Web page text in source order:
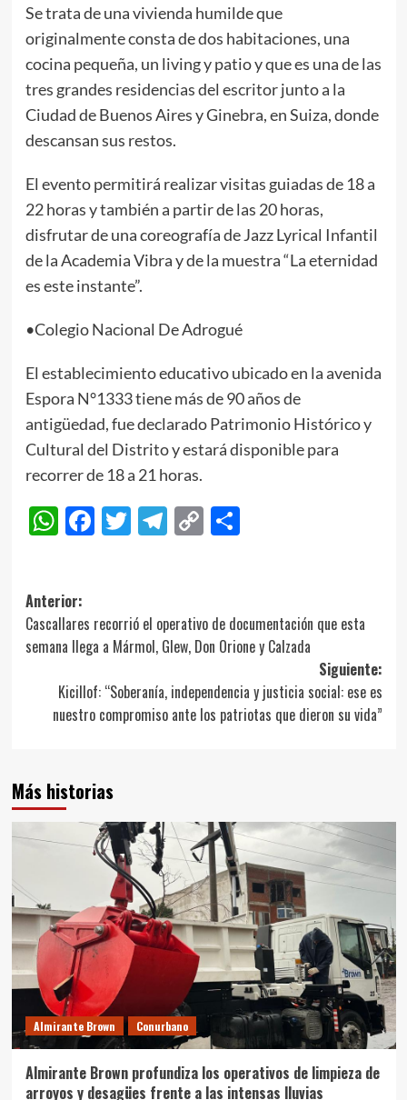
Se trata de una vivienda humilde que
originalmente consta de dos habitaciones, una
cocina pequeña, un living y patio y que es una de las
tres grandes residencias del escritor junto a la
Ciudad de Buenos Aires y Ginebra, en Suiza, donde
descansan sus restos.
El evento permitirá realizar visitas guiadas de 18 a
22 horas y también a partir de las 20 horas,
disfrutar de una coreografía de Jazz Lyrical Infantil
de la Academia Vibra y de la muestra “La eternidad
es este instante”.
•Colegio Nacional De Adrogué
El establecimiento educativo ubicado en la avenida
Espora N°1333 tiene más de 90 años de
antigüedad, fue declarado Patrimonio Histórico y
Cultural del Distrito y estará disponible para
recorrer de 18 a 21 horas.
WhatsApp
Facebook
Twitter
Telegram
CopyCompartir
Navegación
de
entradas
Anterior:
Cascallares recorrió el operativo de documentación que esta
semana llega a Mármol, Glew, Don Orione y Calzada
Siguiente:
Kicillof: “Soberanía, independencia y justicia social: ese es
nuestro compromiso ante los patriotas que dieron su vida”
Más historias
Almirante Brown Conurbano
Almirante Brown profundiza los operativos de limpieza de
arroyos y desagües frente a las intensas lluvias